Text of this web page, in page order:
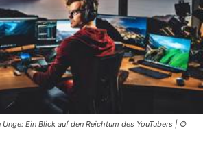
Ein Blick auf den Reichtum des YouTubers | ©